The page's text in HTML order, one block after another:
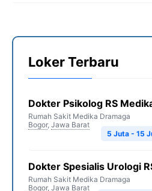
Loker Terbaru
Dokter Psikolog RS
Rumah Sakit Medika Dramaga
Bogor, Jawa Barat
5 Juta - 15
Dokter Spesialis Urologi
Rumah Sakit Medika Dramaga
Bogor, Jawa Barat